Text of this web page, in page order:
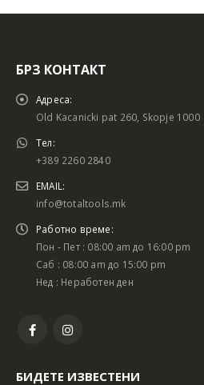
БРЗ КОНТАКТ
Адреса:
Old Kacanicki pat 260, Skopje 1000
Тел:
+389 2260 2840
EMAIL:
info@totaltools.mk
Работно време:
Пон - Пет : 08:00 am до 16:00 pm
Саб : 08:00 am до 15:00 pm
Нед : Неработен ден
БИДЕТЕ ИЗВЕСТЕНИ